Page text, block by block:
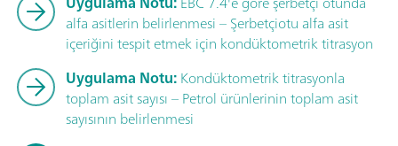
alfa asitlerin belirlenmesi – Şerbetçiotu alfa asit
içeriğini tespit etmek için kondüktometrik titrasyon
Uygulama Notu:Kondüktometrik titrasyonla
toplam asit sayısı – Petrol ürünlerinin toplam asit
sayısının belirlenmesi